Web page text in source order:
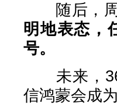
随后，周
明地表态，
号。
未来，
信鸿蒙会成